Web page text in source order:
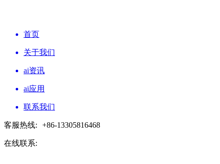
首页
关于我们
ai资讯
ai应用
联系我们
客服热线: +86-13305816468
在线联系: